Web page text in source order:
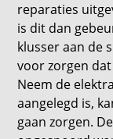
reparaties
is dit dan
klusser aan de
voor zorgen
Neem de
aangelegd is,
gaan zorgen.